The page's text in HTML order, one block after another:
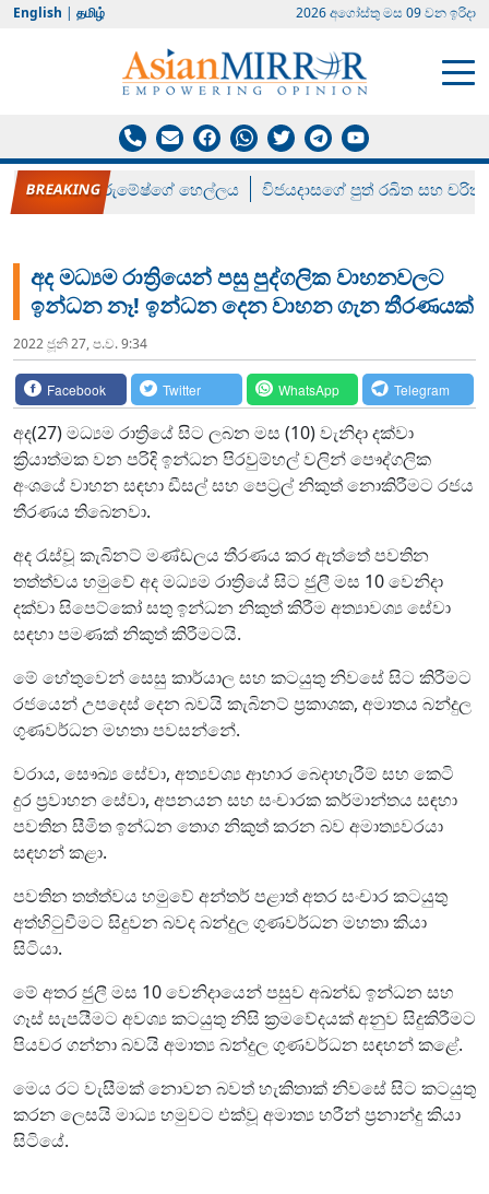
English | தமிழ் 2026 අගෝස්‍තු මස 09 වන ඉරිදා
රන් ගෙනා රුමේෂ්ගේ හෙල්ලය විජයදාසගේ පුත් රඛිත සහ චරිත්
අද මධ්‍යම රාත්‍රියෙන් පසු පුද්ගලික වාහනවලට
ඉන්ධන නෑ! ඉන්ධන දෙන වාහන ගැන තීරණයක්
2022 ජූනි 27, ප.ව. 9:34
Facebook Twitter WhatsApp Telegram
අද(27) මධ්‍යම රාත්‍රියේ සිට ලබන මස (10) වැනිදා දක්වා
ක්‍රියාත්මක වන පරිදි ඉන්ධන පිරවුම්හල් වලින් පෞද්ගලික
අංශයේ වාහන සඳහා ඩීසල් සහ පෙට්‍රල් නිකුත් නොකිරීමට රජය
තීරණය තිබෙනවා.
අද රැස්වූ කැබිනට් මණ්ඩලය තීරණය කර ඇත්තේ පවතින
තත්ත්වය හමුවේ අද මධ්‍යම රාත්‍රියේ සිට ජුලී මස 10 වෙනිදා
දක්වා සිපෙට්කෝ සතු ඉන්ධන නිකුත් කිරීම අත්‍යාවශ්‍ය සේවා
සඳහා පමණක් නිකුත් කිරීමටයි.
මේ හේතුවෙන් සෙසු කාර්යාල සහ කටයුතු නිවසේ සිට කිරීමට
රජයෙන් උපදෙස් දෙන බවයි කැබිනට් ප්‍රකාශක, අමාතය බන්දුල
ගුණවර්ධන මහතා පවසන්නේ.
වරාය, සෞඛ්‍ය සේවා, අත්‍යවශ්‍ය ආහාර බෙදාහැරීම් සහ කෙටි
දුර ප්‍රවාහන සේවා, අපනයන සහ සංචාරක කර්මාන්තය සඳහා
පවතින සීමිත ඉන්ධන තොග නිකුත් කරන බව අමාත්‍යවරයා
සඳහන් කළා.
පවතින තත්ත්වය හමුවේ අන්තර් පළාත් අතර සංචාර කටයුතු
අත්හිටුවීමට සිදුවන බවද බන්දුල ගුණවර්ධන මහතා කියා
සිටියා.
මේ අතර ජුලී මස 10 වෙනිදායෙන් පසුව අඛන්ඩ ඉන්ධන සහ
ගෑස් සැපයීමට අවශ්‍ය කටයුතු නිසි ක්‍රමවේදයක් අනුව සිදුකිරීමට
පියවර ගන්නා බවයි අමාත්‍ය බන්දුල ගුණවර්ධන සඳහන් කළේ.
මෙය රට වැසීමක් නොවන බවත් හැකිතාක් නිවසේ සිට කටයුතු
කරන ලෙසයි මාධ්‍ය හමුවට එක්වූ අමාත්‍ය හරීන් ප්‍රනාන්දු කියා
සිටියේ.